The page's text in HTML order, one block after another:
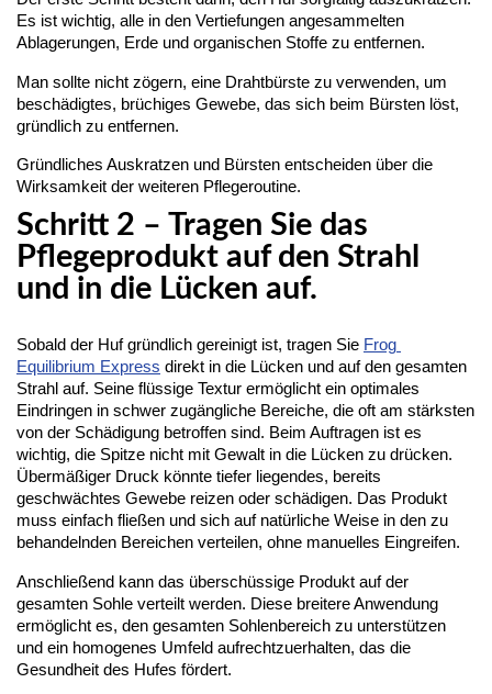
Es ist wichtig, alle in den Vertiefungen angesammelten
Ablagerungen, Erde und organischen Stoffe zu entfernen.
Man sollte nicht zögern, eine Drahtbürste zu verwenden, um
beschädigtes, brüchiges Gewebe, das sich beim Bürsten löst,
gründlich zu entfernen.
Gründliches Auskratzen und Bürsten entscheiden über die
Wirksamkeit der weiteren Pflegeroutine.
Schritt 2 – Tragen Sie das
Pflegeprodukt auf den Strahl
und in die Lücken auf.
Sobald der Huf gründlich gereinigt ist, tragen Sie Frog
Equilibrium Express direkt in die Lücken und auf den gesamten
Strahl auf. Seine flüssige Textur ermöglicht ein optimales
Eindringen in schwer zugängliche Bereiche, die oft am stärksten
von der Schädigung betroffen sind. Beim Auftragen ist es
wichtig, die Spitze nicht mit Gewalt in die Lücken zu drücken.
Übermäßiger Druck könnte tiefer liegendes, bereits
geschwächtes Gewebe reizen oder schädigen. Das Produkt
muss einfach fließen und sich auf natürliche Weise in den zu
behandelnden Bereichen verteilen, ohne manuelles Eingreifen.
Anschließend kann das überschüssige Produkt auf der
gesamten Sohle verteilt werden. Diese breitere Anwendung
ermöglicht es, den gesamten Sohlenbereich zu unterstützen
und ein homogenes Umfeld aufrechtzuerhalten, das die
Gesundheit des Hufes fördert.